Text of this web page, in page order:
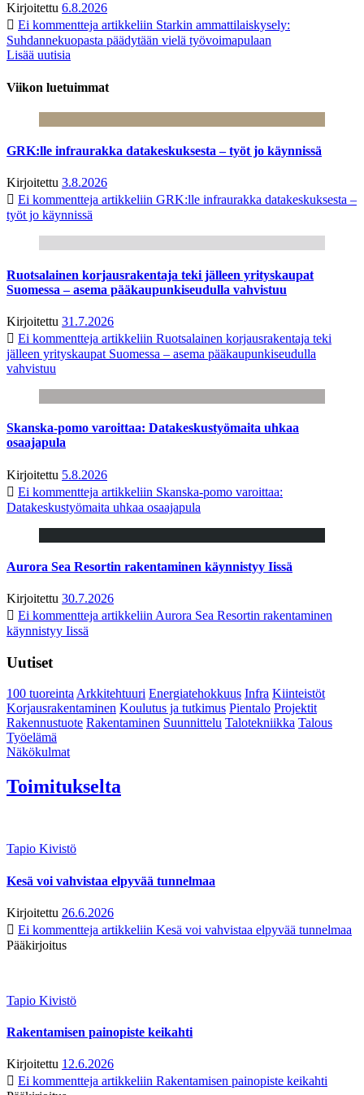
Kirjoitettu 6.8.2026
Ei kommentteja artikkeliin Starkin ammattilaiskysely:
Suhdannekuopasta päädytään vielä työvoimapulaan
Lisää uutisia
Viikon luetuimmat
GRK:lle infraurakka datakeskuksesta – työt jo käynnissä
Kirjoitettu 3.8.2026
Ei kommentteja artikkeliin GRK:lle infraurakka datakeskuksesta –
työt jo käynnissä
Ruotsalainen korjausrakentaja teki jälleen yrityskaupat
Suomessa – asema pääkaupunkiseudulla vahvistuu
Kirjoitettu 31.7.2026
Ei kommentteja artikkeliin Ruotsalainen korjausrakentaja teki
jälleen yrityskaupat Suomessa – asema pääkaupunkiseudulla
vahvistuu
Skanska-pomo varoittaa: Datakeskustyömaita uhkaa
osaajapula
Kirjoitettu 5.8.2026
Ei kommentteja artikkeliin Skanska-pomo varoittaa:
Datakeskustyömaita uhkaa osaajapula
Aurora Sea Resortin rakentaminen käynnistyy Iissä
Kirjoitettu 30.7.2026
Ei kommentteja artikkeliin Aurora Sea Resortin rakentaminen
käynnistyy Iissä
Uutiset
100 tuoreintaArkkitehtuuri Energiatehokkuus Infra Kiinteistöt
Korjausrakentaminen Koulutus ja tutkimus Pientalo Projektit
Rakennustuote Rakentaminen Suunnittelu Talotekniikka Talous
Työelämä
Näkökulmat
Toimitukselta
Tapio Kivistö
Kesä voi vahvistaa elpyvää tunnelmaa
Kirjoitettu 26.6.2026
Ei kommentteja artikkeliin Kesä voi vahvistaa elpyvää tunnelmaa
Pääkirjoitus
Tapio Kivistö
Rakentamisen painopiste keikahti
Kirjoitettu 12.6.2026
Ei kommentteja artikkeliin Rakentamisen painopiste keikahti